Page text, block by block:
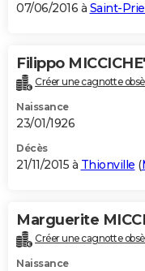
07/06/2016 à Saint-
Filippo MICCICHE'
Créer une cagnotte
Naissance
23/01/1926
Décès
21/11/2015 à Thionville (
Marguerite
Créer une cagnotte
Naissance